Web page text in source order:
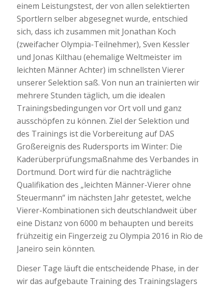
einem Leistungstest, der von allen selektierten
Sportlern selber abgesegnet wurde, entschied
sich, dass ich zusammen mit Jonathan Koch
(zweifacher Olympia-Teilnehmer), Sven Kessler
und Jonas Kilthau (ehemalige Weltmeister im
leichten Männer Achter) im schnellsten Vierer
unserer Selektion saß. Von nun an trainierten wir
mehrere Stunden täglich, um die idealen
Trainingsbedingungen vor Ort voll und ganz
ausschöpfen zu können. Ziel der Selektion und
des Trainings ist die Vorbereitung auf DAS
Großereignis des Rudersports im Winter: Die
Kaderüberprüfungsmaßnahme des Verbandes in
Dortmund. Dort wird für die nachträgliche
Qualifikation des „leichten Männer-Vierer ohne
Steuermann“ im nächsten Jahr getestet, welche
Vierer-Kombinationen sich deutschlandweit über
eine Distanz von 6000 m behaupten und bereits
frühzeitig ein Fingerzeig zu Olympia 2016 in Rio de
Janeiro sein könnten.
Dieser Tage läuft die entscheidende Phase, in der
wir das aufgebaute Training des Trainingslagers